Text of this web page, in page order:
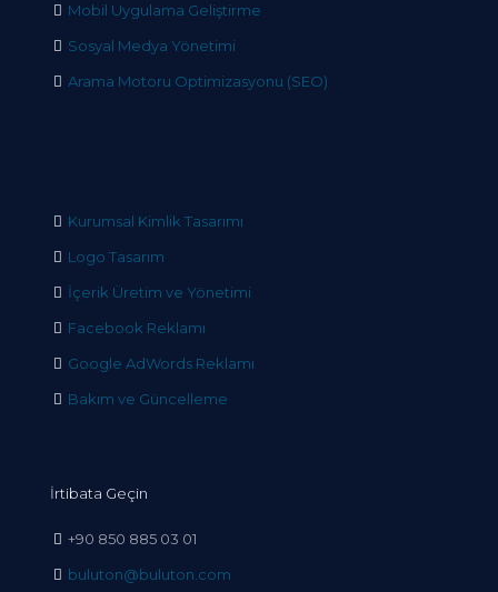
Mobil Uygulama Geliştirme
Sosyal Medya Yönetimi
Arama Motoru Optimizasyonu (SEO)
Kurumsal Kimlik Tasarımı
Logo Tasarım
İçerik Üretim ve Yönetimi
Facebook Reklamı
Google AdWords Reklamı
Bakım ve Güncelleme
İrtibata Geçin
+90 850 885 03 01
buluton@buluton.com